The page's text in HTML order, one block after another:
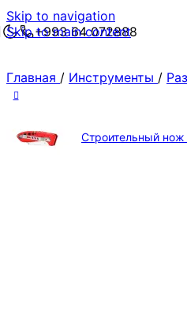
Skip to navigation
Skip to main content
+993 64 072888
Главная / Инструменты /
Строительный нож